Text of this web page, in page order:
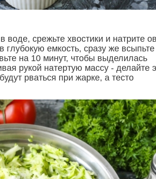
воде, срежьте хвостики и натрите
глубокую емкость, сразу же
на 10 минут, чтобы выделилась
рукой натертую массу - делайте
рваться при жарке, а тесто